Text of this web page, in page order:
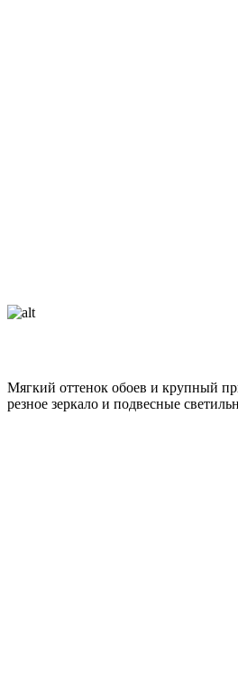
Мягкий оттенок обоев и крупный
резное зеркало и подвесные